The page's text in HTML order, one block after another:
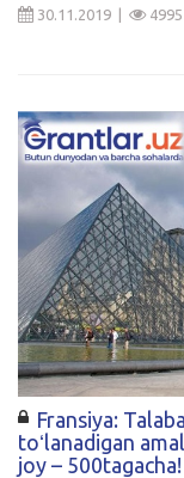
30.11.2019 | 4995
Fransiya:
toʻlanadigan
joy – 500tagacha!